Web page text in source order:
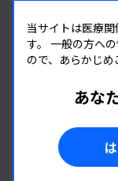
管理運営
第1回臨床検
大分県臨床
開催場所 : WEB
当サイトは医療
す。 一般の方へ
ので、あらかじめ
あな